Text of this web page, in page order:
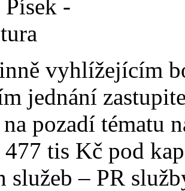
vyhlížejícím
jednání
pozadí tématu
477 tis Kč pod
služeb – PR